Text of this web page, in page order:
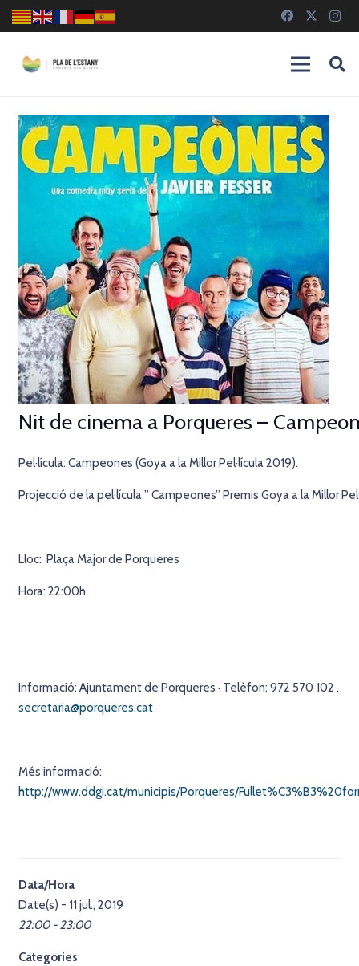
Nit de cinema a Porqueres –
Pel·lícula: Campeones (Goya a la Millor Pel·lícula 2019).
Projecció de la pel·lícula ” Campeones” Premis Goya a la Millor
Lloc: Plaça Major de Porqueres
Hora: 22:00h
Informació: Ajuntament de Porqueres · Telèfon: 972 570 102 .
secretaria@porqueres.cat
Més informació:
http://www.ddgi.cat/municipis/Porqueres/
Data/Hora
Date(s) - 11 jul., 2019
22:00 - 23:00
Categories